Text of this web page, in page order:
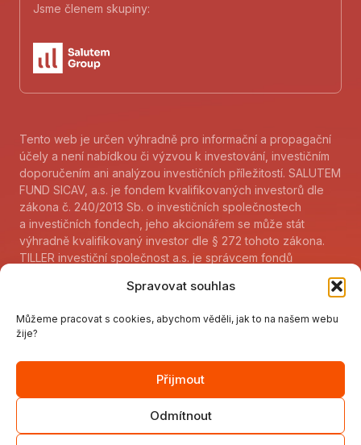
Spravovat souhlas
Můžeme pracovat s cookies, abychom věděli, jak to na našem webu
žije?
Přijmout
Odmítnout
Jsme členem skupiny:
Tento web je určen výhradně pro informační a propagační
účely a není nabídkou či výzvou k investování, investičním
doporučením ani analýzou investičních příležitostí. SALUTEM
FUND SICAV, a.s. je fondem kvalifikovaných investorů dle
zákona č. 240/2013 Sb. o investičních společnostech
a investičních fondech, jeho akcionářem se může stát
výhradně kvalifikovaný investor dle § 272 tohoto zákona.
TILLER investiční společnost a.s. je správcem fondů
kvalifikovaných investorů dle zákona 240/2013 Sb. a jejich
akcionářem nebo podílníkem se může stát kvalifikovaný
informací fondu (KID) je k dispozici
www.tillerfunds.cz/cs/informacni-povinnost
V listinné podobě lze uvedené informace získat v sídle
společnosti TILLER investiční společnost a.s., Karolinská
www.tillerfunds.cz/cs/dulezite-informace